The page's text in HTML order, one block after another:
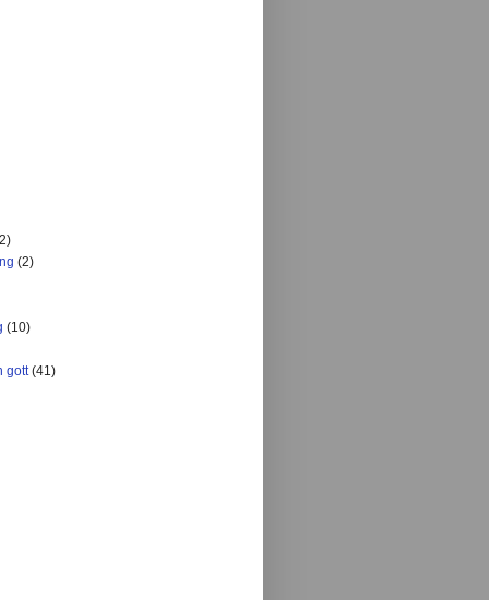
(2)
(10)
gott (41)